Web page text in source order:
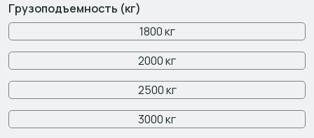
Грузоподъемность (кг)
1800 кг
2000 кг
2500 кг
3000 кг